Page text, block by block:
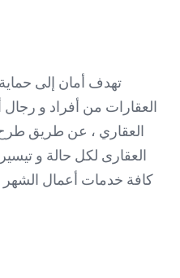
تهدف أمان إلى
العقارات من أفراد و
العقاري ، عن طريق
العقارى لكل حالة و
كافة خدمات أعمال الشهر